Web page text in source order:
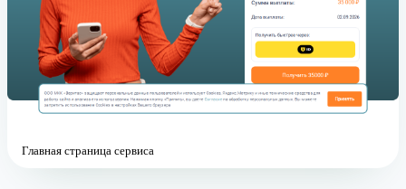
Главная страница сервиса